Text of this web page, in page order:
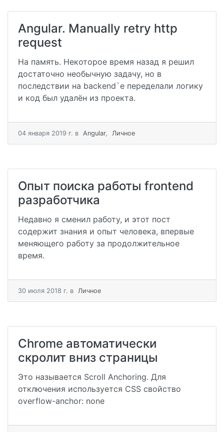
Angular. Manually retry http
request
На память. Некоторое время назад я решил
достаточно необычную задачу, но в
последствии на backend`е переделали логику
и код был удалён из проекта.
04 января 2019 г. в Angular, Личное
Опыт поиска работы frontend
разработчика
Недавно я сменил работу, и этот пост
содержит знания и опыт человека, впервые
меняющего работу за продолжительное
время.
30 июля 2018 г. в Личное
Chrome автоматически
скролит вниз страницы
Это называется Scroll Anchoring. Для
отключения используется CSS свойство
overflow-anchor: none